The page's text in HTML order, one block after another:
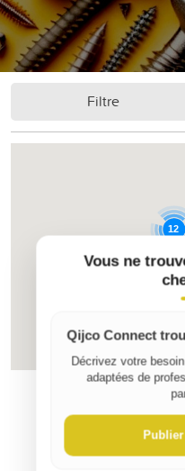
Filtre
12
Vous ne
Qijco Connect
Décrivez votre
adaptées de